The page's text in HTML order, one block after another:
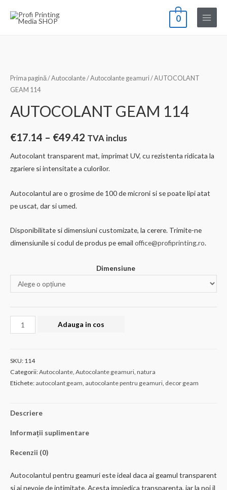
0
Main
Prima pagină/Autocolante/Autocolante geamuri/ AUTOCOLANT
GEAM 114
AUTOCOLANT GEAM 114
€17.14 – €49.42 Interval
de
€17.14
la
TVA inclus
Autocolant transparent mat, imprimat UV, cu rezistenta ridicata la
zgariere si intensitate a culorilor.
Autocolantul are o grosime de 100 de microni si se poate lipi atat
pe uscat, dar si umed.
Disponibilitate si dimensiuni customizate, la cerere. Trimite-ne
dimensiunile si codul de produs pe email office@profiprinting.ro.
Dimensiune
Cantitate
AUTOCOLANT
114
Adauga in cos
SKU: 114
Categorii:Autocolante, Autocolante geamuri, natura
Etichete: autocolant geam, autocolante pentru geamuri, decor geam
Descriere
Informații suplimentare
Recenzii (0)
Autocolantul pentru geamuri este ideal daca ai geamul transparent
si ai nevoie de intimitate. Acesta impiedica transparenta, iar la noi il